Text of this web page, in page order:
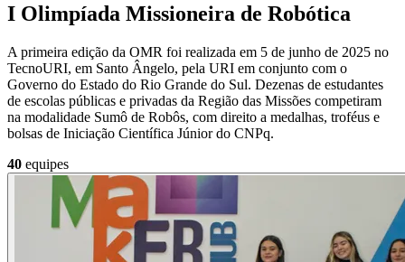
I Olimpíada Missioneira de Robótica
A primeira edição da OMR foi realizada em 5 de junho de 2025 no
TecnoURI, em Santo Ângelo, pela URI em conjunto com o
Governo do Estado do Rio Grande do Sul. Dezenas de estudantes
de escolas públicas e privadas da Região das Missões competiram
na modalidade Sumô de Robôs, com direito a medalhas, troféus e
bolsas de Iniciação Científica Júnior do CNPq.
40 equipes